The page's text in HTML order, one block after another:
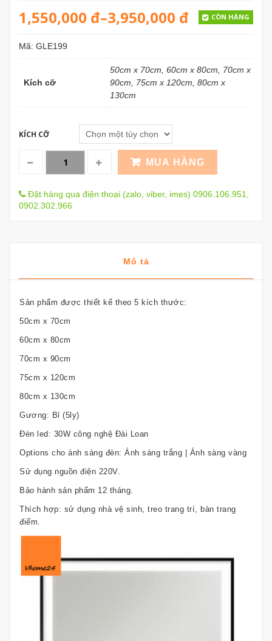
1,550,000 đ–3,950,000 đ CÒN HÀNG
Mã: GLE199
Kích cỡ
50cm x 70cm, 60cm x 80cm, 70cm x
90cm, 75cm x 120cm, 80cm x
130cm
KÍCH CỠ
MUA HÀNG
Đặt hàng qua điện thoại (zalo, viber, imes) 0906.106.951,
0902.302.966
Mô tả
Sản phẩm được thiết kế theo 5 kích thước:
50cm x 70cm
60cm x 80cm
70cm x 90cm
75cm x 120cm
80cm x 130cm
Gương: Bỉ (5ly)
Đèn led: 30W công nghệ Đài Loan
Options cho ánh sáng đèn: Ánh sáng trắng | Ánh sàng vàng
Sử dụng nguồn điện 220V.
Bảo hành sản phẩm 12 tháng.
Thích hợp: sử dụng nhà vệ sinh, treo trang trí, bàn trang
điểm.